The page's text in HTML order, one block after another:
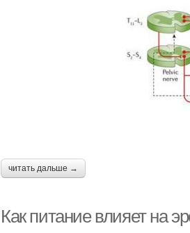
читать дальше →
Как питание влияет на